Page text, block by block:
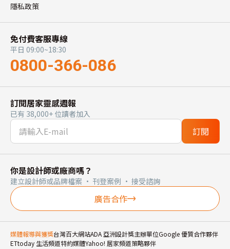
隱私政策
免付費客服專線
平日 09:00~18:30
0800-366-086
訂閱居家靈感週報
已有 38,000+ 位讀者加入
訂閱
你是設計師或廠商嗎？
建立設計師或品牌檔案 · 刊登案例 · 接受諮詢
廣告合作
媒體報導與獲獎台灣百大網站ADA 亞洲設計獎主辦單位Google 優質合作夥伴
ETtoday 生活頻道特約媒體Yahoo! 居家頻道策略夥伴